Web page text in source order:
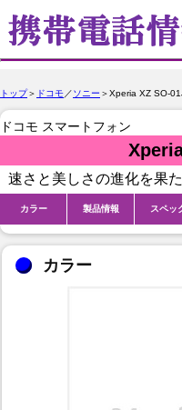
トップ＞ ドコモ ／ソニー ＞Xperia XZ SO-
ドコモ スマートフォン
速さと美しさの進化を果
カラー 製品情報 スペッ
カラー